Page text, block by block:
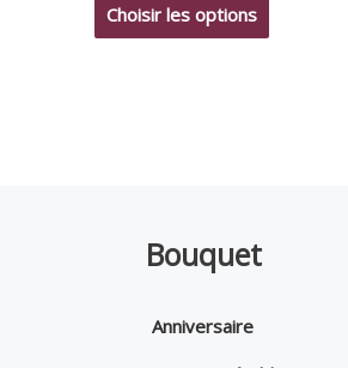
Choisir les options
Bouquet
Anniversaire